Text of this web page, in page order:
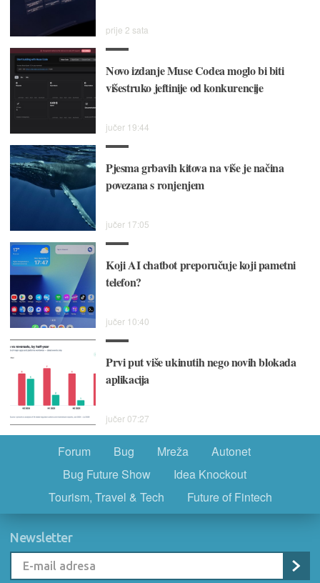
prije 2 sata
Novo izdanje Muse Codea moglo bi biti
višestruko jeftinije od konkurencije
jučer 19:44
Pjesma grbavih kitova na više je načina
povezana s ronjenjem
jučer 17:05
Koji AI chatbot preporučuje koji pametni
telefon?
jučer 10:40
Prvi put više ukinutih nego novih blokada
aplikacija
jučer 07:27
Forum Bug Mreža
Autonet
Bug Future Show
Idea Knockout
Tourism, Travel & Tech
Future of Fintech
Newsletter